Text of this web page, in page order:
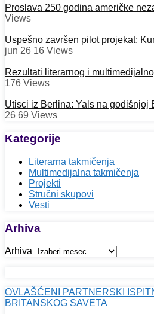
Proslava 250 godina američke
Views
Uspešno završen pilot projekat:
jun 26 16 Views
Rezultati literarnog i
176 Views
Utisci iz Berlina: Yals na godišnjoj
26 69 Views
Kategorije
Literarna takmičenja
Multimedijalna takmičenja
Projekti
Stručni skupovi
Vesti
Arhiva
Arhiva
OVLAŠĆENI PARTNERSKI
BRITANSKOG SAVETA